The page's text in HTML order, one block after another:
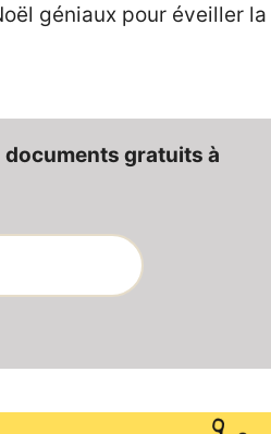
géniaux pour éveiller la
documents gratuits à